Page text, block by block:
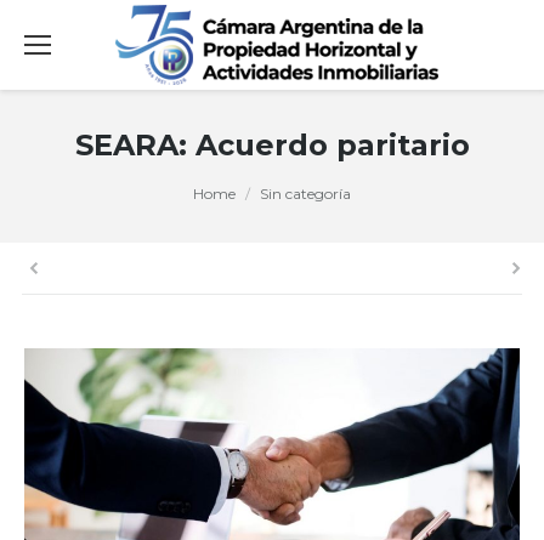
SEARA: Acuerdo paritario
Home Sin categoría